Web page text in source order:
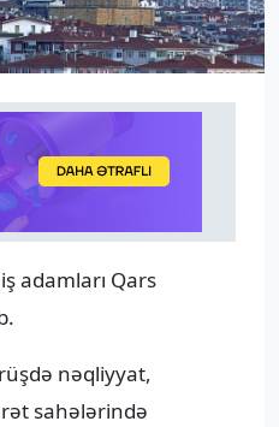
adamları Qars
nəqliyyat,
sahələrində